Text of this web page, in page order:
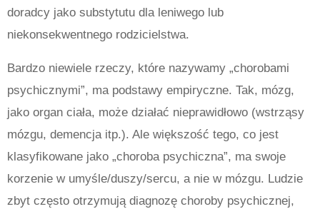
doradcy jako substytutu dla leniwego lub
niekonsekwentnego rodzicielstwa.
Bardzo niewiele rzeczy, które nazywamy „chorobami
psychicznymi”, ma podstawy empiryczne. Tak, mózg,
jako organ ciała, może działać nieprawidłowo (wstrząsy
mózgu, demencja itp.). Ale większość tego, co jest
klasyfikowane jako „choroba psychiczna”, ma swoje
korzenie w umyśle/duszy/sercu, a nie w mózgu. Ludzie
zbyt często otrzymują diagnozę choroby psychicznej,